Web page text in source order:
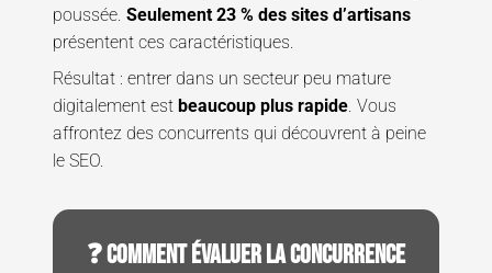
poussée. Seulement 23 % des sites d’artisans
présentent ces caractéristiques.
Résultat : entrer dans un secteur peu mature
digitalement est beaucoup plus rapide. Vous
affrontez des concurrents qui découvrent à peine
le SEO.
❓ COMMENT ÉVALUER LA CONCURRENCE